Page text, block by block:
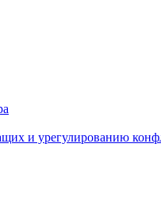
и урегулированию